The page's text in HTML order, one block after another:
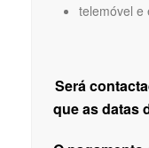
telemóvel e
Será
que as datas